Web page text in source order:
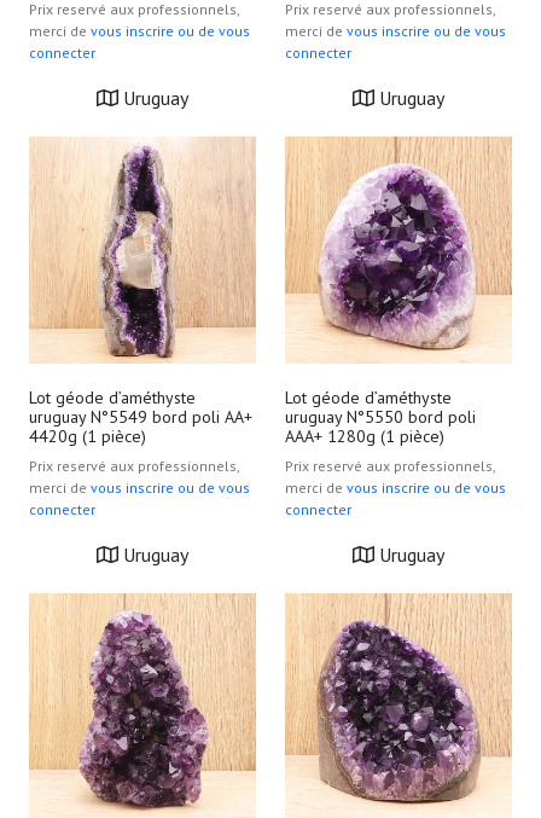
Prix reservé aux professionnels,
merci de vous inscrire ou de vous
connecter
Uruguay
Prix reservé aux professionnels,
merci de vous inscrire ou de vous
connecter
Uruguay
Lot géode d’améthyste
uruguay N°5549 bord poli AA+
4420g (1 pièce)
Prix reservé aux professionnels,
merci de vous inscrire ou de vous
connecter
Uruguay
Lot géode d’améthyste
uruguay N°5550 bord poli
AAA+ 1280g (1 pièce)
Prix reservé aux professionnels,
merci de vous inscrire ou de vous
connecter
Uruguay